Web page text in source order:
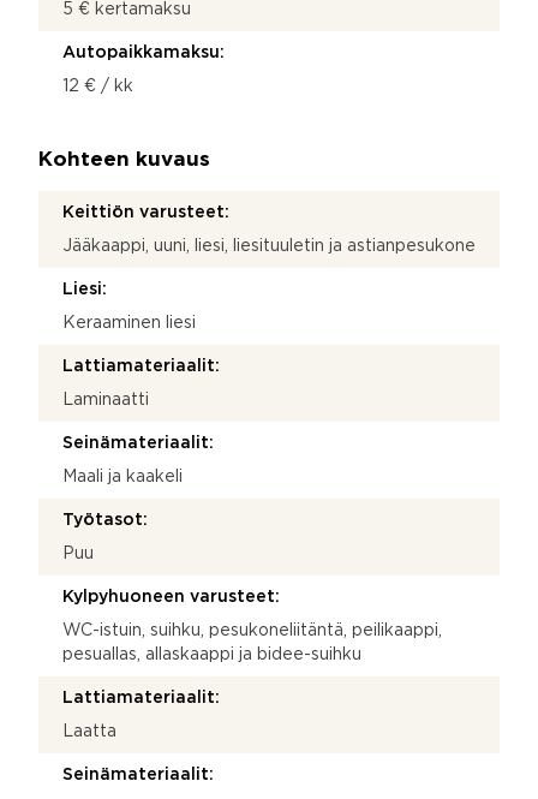
5 € kertamaksu
Autopaikkamaksu:
12 € / kk
Kohteen kuvaus
Keittiön varusteet:
Jääkaappi, uuni, liesi, liesituuletin ja astianpesukone
Liesi:
Keraaminen liesi
Lattiamateriaalit:
Laminaatti
Seinämateriaalit:
Maali ja kaakeli
Työtasot:
Puu
Kylpyhuoneen varusteet:
WC-istuin, suihku, pesukoneliitäntä, peilikaappi,
pesuallas, allaskaappi ja bidee-suihku
Lattiamateriaalit:
Laatta
Seinämateriaalit: